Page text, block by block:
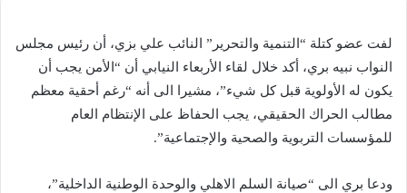
لفت عضو كتلة “التنمية والتحرير” النائب ​علي بزي​، أن رئيس ​مجلس
النواب​ ​نبيه بري​، أكد خلال لقاء الأربعاء النيابي أن “​الأمن​ يجب أن
يكون له الأولوية قبل كل شيء”، مشيرا الى أنه “رغم أحقية معظم
مطالب الحراك الحقيقي، يجب الحفاظ على الإنتظام العام
للمؤسسات التربوية والصحية والإجتماعية”.
ودعا بري الى “صيانة السلم الاهلي والوحدة الوطنية الداخلية”،